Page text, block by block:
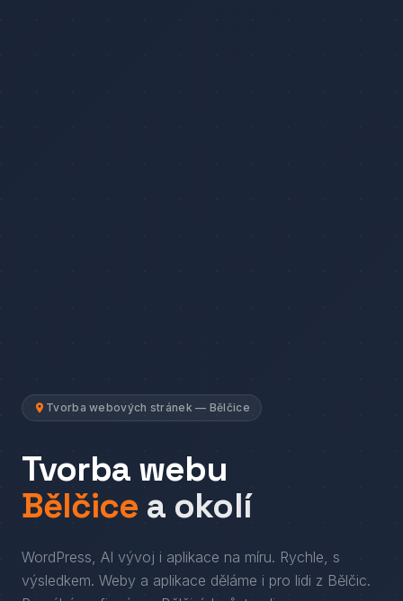
Tvorba webových stránek — Bělčice
Tvorba webu
Bělčice a okolí
WordPress, AI vývoj i aplikace na míru. Rychle, s
výsledkem. Weby a aplikace děláme i pro lidi z Bělčic.